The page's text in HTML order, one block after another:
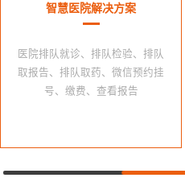
智慧医院解决方案
医院排队就诊、排队检验、排队
取报告、排队取药、微信预约挂
号、缴费、查看报告